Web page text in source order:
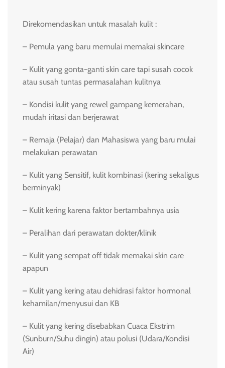
Direkomendasikan untuk masalah kulit :
– Pemula yang baru memulai memakai skincare
– Kulit yang gonta-ganti skin care tapi susah cocok
atau susah tuntas permasalahan kulitnya
– Kondisi kulit yang rewel gampang kemerahan,
mudah iritasi dan berjerawat
– Remaja (Pelajar) dan Mahasiswa yang baru mulai
melakukan perawatan
– Kulit yang Sensitif, kulit kombinasi (kering sekaligus
berminyak)
– Kulit kering karena faktor bertambahnya usia
– Peralihan dari perawatan dokter/klinik
– Kulit yang sempat off tidak memakai skin care
apapun
– Kulit yang kering atau dehidrasi faktor hormonal
kehamilan/menyusui dan KB
– Kulit yang kering disebabkan Cuaca Ekstrim
(Sunburn/Suhu dingin) atau polusi (Udara/Kondisi
Air)